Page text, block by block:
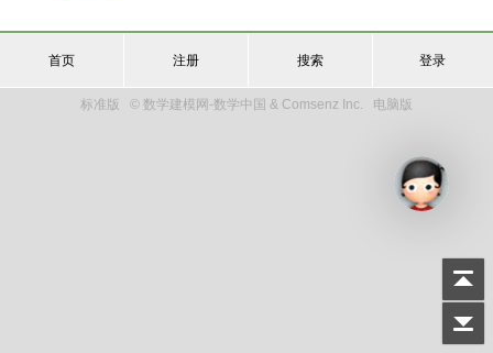
首页 注册 搜索 登录
标准版 © 数学建模网-数学中国 & Comsenz Inc. 电脑版